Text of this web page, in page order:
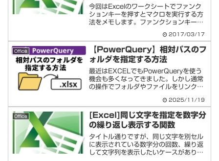
今回はExcelのワークシートでファンク
ションキーを押すとマクロを実行する方
法をメモします。ファンクションキー
く分けて、以下３ステップです。１．
ThisWorkbook をダブルクリックし、
以下のよう...
2017/03/17
Office
【PowerQuery】相対パスのフ
ォルダを指定する方法
最近はEXCELでもPowerQueryを使う
機会も多くなってきました。しかし通常
の操作でフォルダやファイルをリンク扱
となるため、今回は少し工夫して、上位
フォルダ構成が変わっても相対パスのフ
ァイルであれば...
2025/11/19
Office
[Excel]同じ文字を指定を数字分
の繰り返し表示する関数
タイトル通りですが、同じ文字を別セル
に表示されている数字分の回数、繰り返
して文字列を表示したいケースがありま